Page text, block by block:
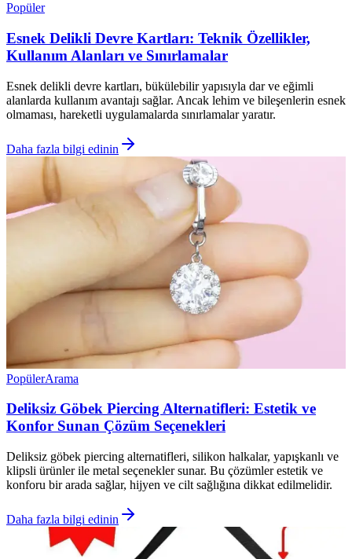
Popüler
Esnek Delikli Devre Kartları: Teknik Özellikler,
Kullanım Alanları ve Sınırlamalar
Esnek delikli devre kartları, bükülebilir yapısıyla dar ve eğimli
alanlarda kullanım avantajı sağlar. Ancak lehim ve bileşenlerin esnek
olmaması, hareketli uygulamalarda sınırlamalar yaratır.
Daha fazla bilgi edinin
PopülerArama
Deliksiz Göbek Piercing Alternatifleri: Estetik ve
Konfor Sunan Çözüm Seçenekleri
Deliksiz göbek piercing alternatifleri, silikon halkalar, yapışkanlı ve
klipsli ürünler ile metal seçenekler sunar. Bu çözümler estetik ve
konforu bir arada sağlar, hijyen ve cilt sağlığına dikkat edilmelidir.
Daha fazla bilgi edinin